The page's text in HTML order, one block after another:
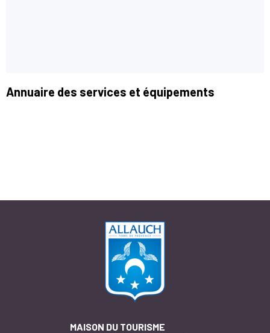
Annuaire des services et équipements
MAISON DU TOURISME